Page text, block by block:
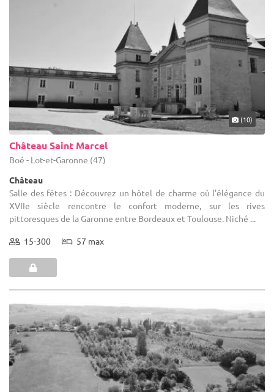
(10)
Château Saint Marcel
Boé - Lot-et-Garonne (47)
Château
Salle des fêtes : Découvrez un hôtel de charme où l'élégance du
XVIIe siècle rencontre le confort moderne, sur les rives
pittoresques de la Garonne entre Bordeaux et Toulouse. Niché ...
15-300 57 max